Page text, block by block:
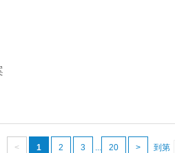
< 1 2 3 20 > 到第